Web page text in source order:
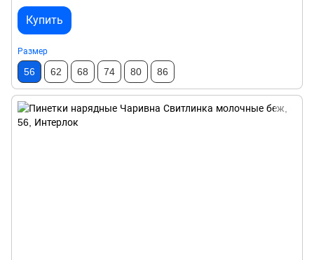
Купить
Размер
56 62 68 74 80 86